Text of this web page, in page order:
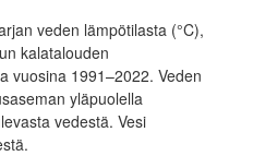
veden lämpötilasta (°C),
kalatalouden
vuosina 1991–2022. Veden
yläpuolella
vedestä. Vesi